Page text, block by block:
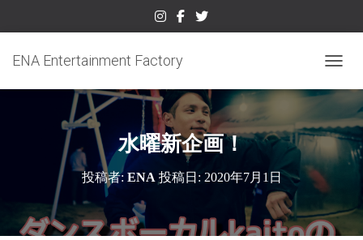
ENA Entertainment Factory
水曜新企画！
投稿者: ENA 投稿日: 2020年7月1日